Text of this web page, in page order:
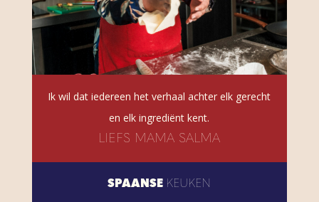
Ik wil dat iedereen het verhaal achter elk gerecht
en elk ingrediënt kent.
LIEFS MAMA SALMA
SPAANSE KEUKEN